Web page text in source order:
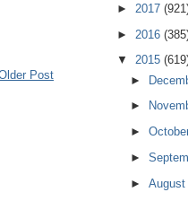
Post
► 2017
► 2016
▼ 2015
►
►
►
►
►